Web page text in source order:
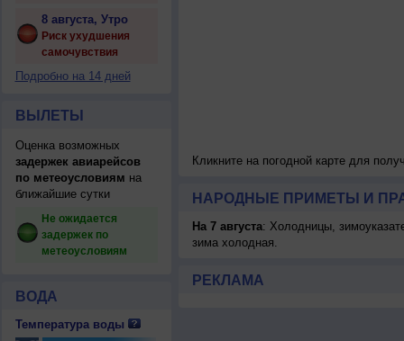
8 августа, Утро
Риск ухудшения
самочувствия
Подробно на 14 дней
ВЫЛЕТЫ
Оценка возможных
задержек авиарейсов
по метеоусловиям на
ближайшие сутки
Не ожидается
задержек по
метеоусловиям
ВОДА
Температура воды
Кликните на погодной карте для
НАРОДНЫЕ ПРИМЕТЫ И
На 7 августа: Холодницы,
зима холодная.
РЕКЛАМА